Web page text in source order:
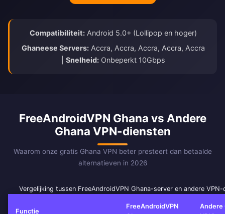
Compatibiliteit: Android 5.0+ (Lollipop en hoger)
Ghaneese Servers: Accra, Accra, Accra, Accra, Accra
Snelheid: Onbeperkt 10Gbps
FreeAndroidVPN Ghana vs Andere
Ghana VPN-diensten
Waarom onze gratis Ghana VPN beter presteert dan betaalde
alternatieven in 2026
Vergelijking tussen FreeAndroidVPN Ghana-server en andere VPN-
Functie
FreeAndroidVPN
Andere